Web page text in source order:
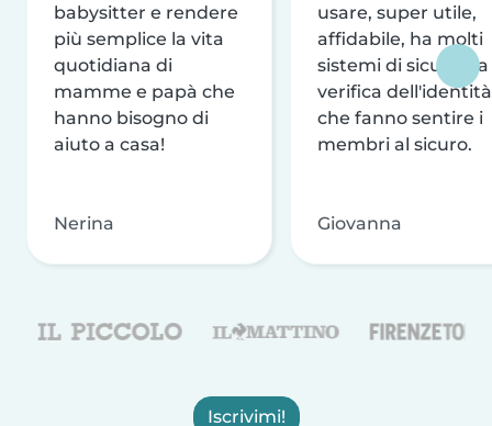
babysitter e rendere
più semplice la vita
quotidiana di
mamme e papà che
hanno bisogno di
aiuto a casa!
Nerina
usare, super utile,
affidabile, ha molti
sistemi di sicurezza
verifica dell'identità
che fanno sentire i
membri al sicuro.
Giovanna
Iscrivimi!